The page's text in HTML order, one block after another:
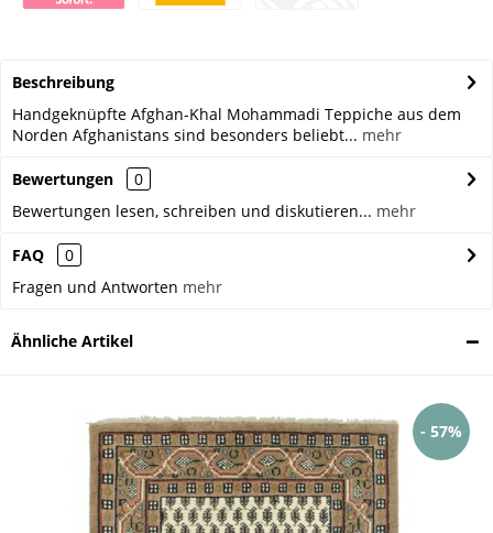
Beschreibung
Handgeknüpfte Afghan-Khal Mohammadi Teppiche aus dem
Norden Afghanistans sind besonders beliebt... mehr
Bewertungen
0
Bewertungen lesen, schreiben und diskutieren... mehr
FAQ
0
Fragen und Antworten mehr
Ähnliche Artikel
- 57%